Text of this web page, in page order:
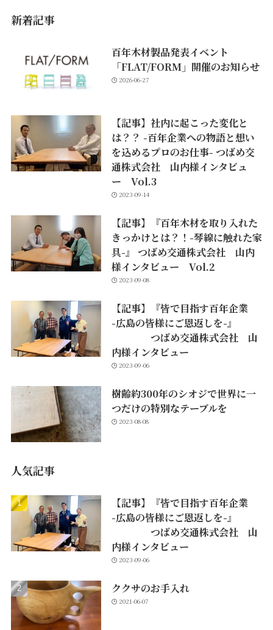
新着記事
百年木材製品発表イベント
「FLAT/FORM」開催のお知らせ
2026-06-27
【記事】社内に起こった変化と
は？？ -百年企業への物語と想い
を込めるプロのお仕事- つばめ交
通株式会社 山内様インタビュ
ー Vol.3
2023-09-14
【記事】『百年木材を取り入れた
きっかけとは？！-琴線に触れた家
具-』 つばめ交通株式会社 山内
様インタビュー Vol.2
2023-09-08
【記事】『皆で目指す百年企業
-広島の皆様にご恩返しを-』
つばめ交通株式会社 山
内様インタビュー
2023-09-06
樹齢約300年のシオジで世界に一
つだけの特別なテーブルを
2023-08-08
人気記事
【記事】『皆で目指す百年企業
-広島の皆様にご恩返しを-』
つばめ交通株式会社 山
内様インタビュー
2023-09-06
ククサのお手入れ
2021-06-07